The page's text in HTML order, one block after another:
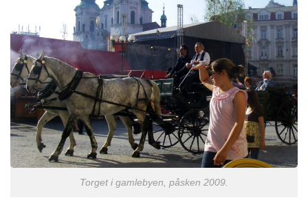
Torget i gamlebyen, påsken 2009.